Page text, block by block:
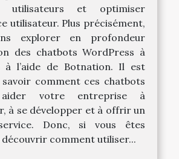
utilisateurs et optimiser
utilisateur. Plus précisément,
explorer en profondeur
des chatbots WordPress à
l’aide de Botnation. Il est
comment ces chatbots
aider votre entreprise à
à se développer et à offrir un
Donc, si vous êtes
découvrir comment utiliser...